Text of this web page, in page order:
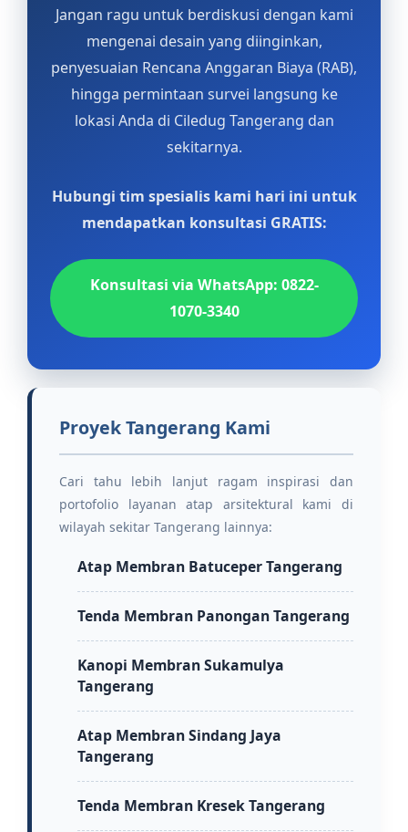
Jangan ragu untuk berdiskusi dengan kami
mengenai desain yang diinginkan,
penyesuaian Rencana Anggaran Biaya (RAB),
hingga permintaan survei langsung ke
lokasi Anda di Ciledug Tangerang dan
sekitarnya.
Hubungi tim spesialis kami hari ini untuk
mendapatkan konsultasi GRATIS:
Konsultasi via WhatsApp: 0822-
1070-3340
Proyek Tangerang Kami
Cari tahu lebih lanjut ragam inspirasi dan
portofolio layanan atap arsitektural kami di
wilayah sekitar Tangerang lainnya:
Atap Membran Batuceper Tangerang
Tenda Membran Panongan Tangerang
Kanopi Membran Sukamulya
Tangerang
Atap Membran Sindang Jaya
Tangerang
Tenda Membran Kresek Tangerang